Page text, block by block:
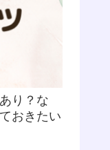
り？な
おきたい